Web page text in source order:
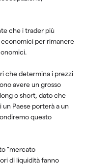
che i trader più
per rimanere
che determina i prezzi
avere un grosso
o short, dato che
Paese porterà a un
questo
"mercato
di liquidità fanno